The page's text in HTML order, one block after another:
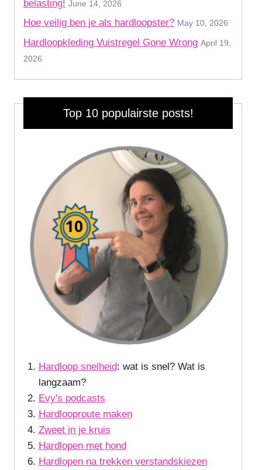
belasting! June 14, 2026
Hoe veilig ben je als hardloopster? May 10, 2026
Hardloopkleding Vuistregel Gone Wrong April 19,
2026
Top 10 populairste posts!
Hardloop snelheid: wat is snel? Wat is
langzaam?
Evy's podcasts
Hardlooproute maken
Zweet in je kruis
Hardlopen met hond
Hardlopen na trekken verstandskiezen